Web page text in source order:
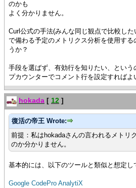
のかも
よく分かりません。
Curl公式の手法(みんな同じ観点で比較し
で備わる予定のメトリクス分析を使用する
うか？
手段を選ばず、有効行を知りたい、という
プカウンターでコメント行を設定すればよ
hokada [ 12 ]
復活の帝王 Wrote:
前提：私はhokadaさんの言われるメトリ
のか分かりません。
基本的には、以下のツールと類似と想定し
Google CodePro AnalytiX